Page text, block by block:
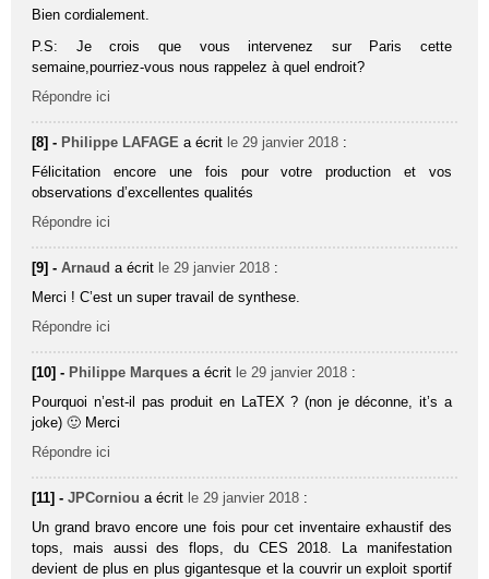
Bien cordialement.
P.S: Je crois que vous intervenez sur Paris cette
semaine,pourriez-vous nous rappelez à quel endroit?
Répondre ici
[8] - Philippe LAFAGE a écrit le 29 janvier 2018 :
Félicitation encore une fois pour votre production et vos
observations d’excellentes qualités
Répondre ici
[9] -Arnaud a écrit le 29 janvier 2018 :
Merci ! C’est un super travail de synthese.
Répondre ici
[10] - Philippe Marques a écrit le 29 janvier 2018 :
Pourquoi n’est-il pas produit en LaTEX ? (non je déconne, it’s a
joke) 🙂 Merci
Répondre ici
[11] -JPCorniou a écrit le 29 janvier 2018 :
Un grand bravo encore une fois pour cet inventaire exhaustif des
tops, mais aussi des flops, du CES 2018. La manifestation
devient de plus en plus gigantesque et la couvrir un exploit sportif